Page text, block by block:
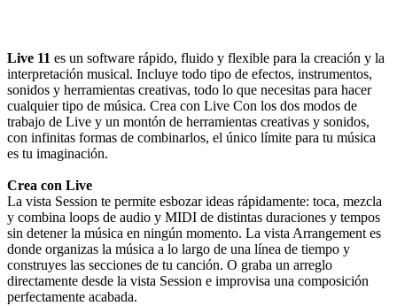
Live 11 es un software rápido, fluido y flexible para la creación y la
interpretación musical. Incluye todo tipo de efectos, instrumentos,
sonidos y herramientas creativas, todo lo que necesitas para hacer
cualquier tipo de música. Crea con Live Con los dos modos de
trabajo de Live y un montón de herramientas creativas y sonidos,
con infinitas formas de combinarlos, el único límite para tu música
es tu imaginación.
Crea con Live
La vista Session te permite esbozar ideas rápidamente: toca, mezcla
y combina loops de audio y MIDI de distintas duraciones y tempos
sin detener la música en ningún momento. La vista Arrangement es
donde organizas la música a lo largo de una línea de tiempo y
construyes las secciones de tu canción. O graba un arreglo
directamente desde la vista Session e improvisa una composición
perfectamente acabada.